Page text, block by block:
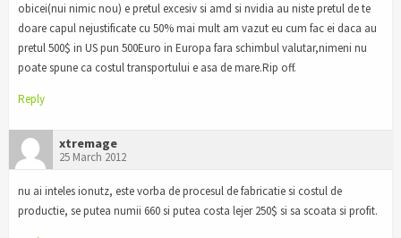
obicei(nui nimic nou) e pretul excesiv si amd si nvidia au niste pretul de te
doare capul nejustificate cu 50% mai mult am vazut eu cum fac ei daca au
pretul 500$ in US pun 500Euro in Europa fara schimbul valutar,nimeni nu
poate spune ca costul transportului e asa de mare.Rip off.
Reply
xtremage
25 March 2012
nu ai inteles ionutz, este vorba de procesul de fabricatie si costul de
productie, se putea numii 660 si putea costa lejer 250$ si sa scoata si profit.